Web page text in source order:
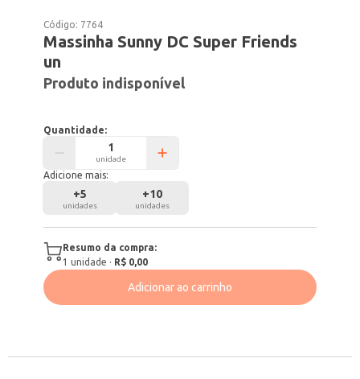
Código: 7764
Massinha Sunny DC Super Friends
un
Produto indisponível
Quantidade:
unidade
Adicione mais:
+5
unidades
+10
unidades
Resumo da compra:
1 unidade · R$ 0,00
Adicionar ao carrinho